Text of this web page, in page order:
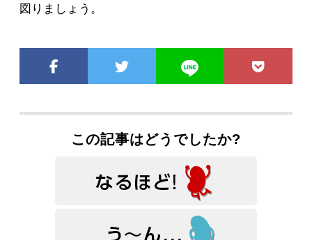
図りましょう。
この記事はどうでしたか?